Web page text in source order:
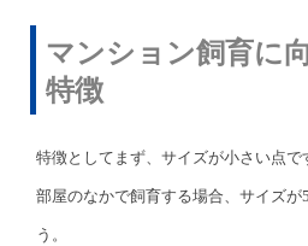
マンション飼育に
特徴
特徴としてまず、サイズが小さい点で
部屋のなかで飼育する場合、サイズが
う。